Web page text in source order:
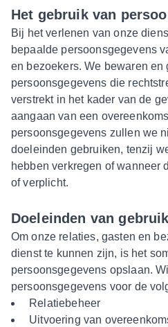
Het gebruik van
Bij het verlenen van onze
bepaalde persoonsgegevens
en bezoekers. We bewaren
persoonsgegevens die
verstrekt in het kader van de
aangaan van een
persoonsgegevens zullen we
doeleinden gebruiken, tenzij
hebben verkregen of wanneer
of verplicht.
Doeleinden van gebruik
Om onze relaties, gasten en
dienst te kunnen zijn, is het
persoonsgegevens opslaan.
persoonsgegevens voor de
Relatiebeheer
Uitvoering van